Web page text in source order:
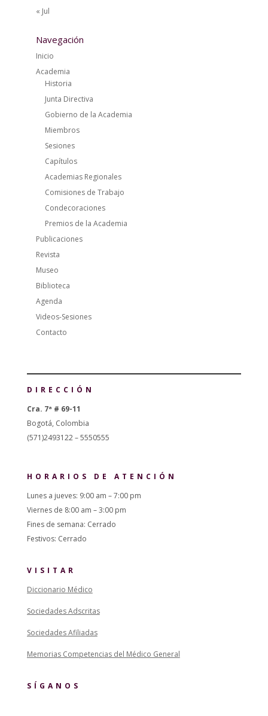
« Jul
Navegación
Inicio
Academia
Historia
Junta Directiva
Gobierno de la Academia
Miembros
Sesiones
Capítulos
Academias Regionales
Comisiones de Trabajo
Condecoraciones
Premios de la Academia
Publicaciones
Revista
Museo
Biblioteca
Agenda
Videos-Sesiones
Contacto
DIRECCIÓN
Cra. 7ª # 69-11
Bogotá, Colombia
(571)2493122 – 5550555
HORARIOS DE ATENCIÓN
Lunes a jueves: 9:00 am – 7:00 pm
Viernes de 8:00 am – 3:00 pm
Fines de semana: Cerrado
Festivos: Cerrado
VISITAR
Diccionario Médico
Sociedades Adscritas
Sociedades Afiliadas
Memorias Competencias del Médico General
SÍGANOS